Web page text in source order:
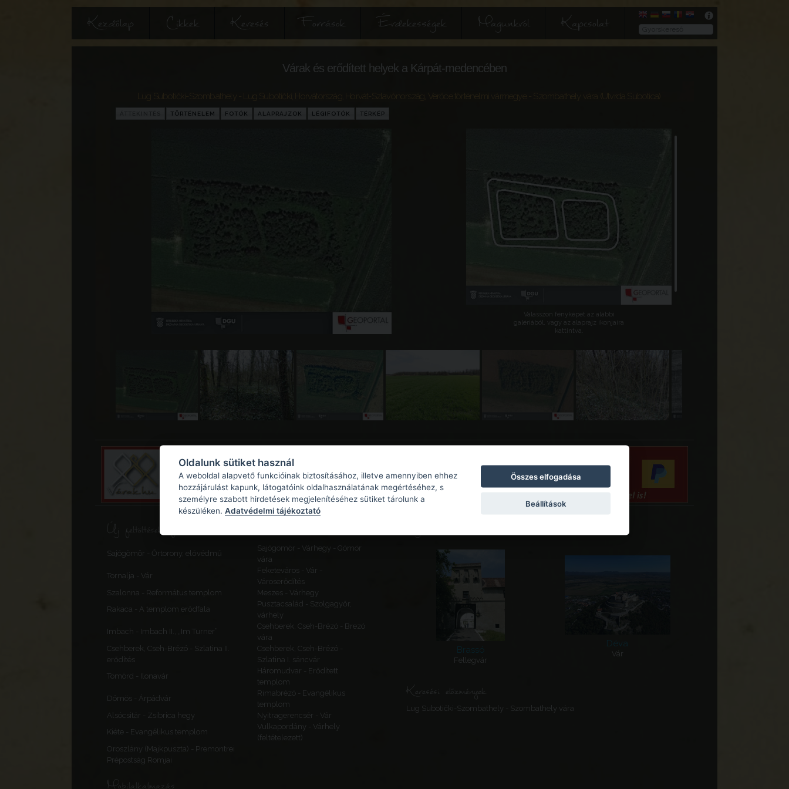
Kezdőlap Cikkek Keresés Források Érdekességek Magunkról Kapcsolat
Várak és erődített helyek a Kárpát-medencében
Lug Subotički-Szombathely - Lug Subotički Horvátország Horvát-Szlavónország Verőce történelmi vármegye - Szombathely vára (Utvrda Subotica)
TÖRTÉNELEM FOTÓK ALAPRAJZOK LÉGIFOTÓK TÉRKÉP
Válasszon fényképet az alábbi
galériából, vagy az alaprajz ikonjaira
kattintva.
Új feltöltések, frissítések
Sajógömör - Őrtorony, elővédmű
Sajógömör - Várhegy - Gömör
vára
Tornalja - Vár
Feketeváros - Vár -
Városerődítés
Szalonna - Református templom
Meszes - Várhegy
Rakaca - A templom erődfala
Pusztacsalád - Szolgagyőr,
várhely
Imbach - Imbach II., „Im Turner”
Csehberek, Cseh-Brézó - Brezó
vára
Csehberek, Cseh-Brézó - Szlatina II.
erődítés
Csehberek, Cseh-Brézó -
Szlatina I. sáncvár
Tömörd - Ilonavár
Háromudvar - Erődített
templom
Dömös - Árpádvár
Rimabrézó - Evangélikus
templom
Alsócsitár - Zsibrica hegy
Nyitragerencsér - Vár
Kiéte - Evangélikus templom
Vulkapordány - Várhely
(feltételezett)
Oroszlány (Majkpuszta) - Premontrei
Prépostság Romjai
Mobilalkalmazás
Brassó
Fellegvár
Déva
Vár
Keresési előzmények
Lug Subotički-Szombathely - Szombathely vára
Oldalunk sütiket használ
A weboldal alapvető funkcióinak biztosításához, illetve amennyiben ehhez
hozzájárulást kapunk, látogatóink oldalhasználatának megértéséhez, s
személyre szabott hirdetések megjelenítéséhez sütiket tárolunk a
készüléken. Adatvédelmi tájékoztató
Összes elfogadása
Beállítások